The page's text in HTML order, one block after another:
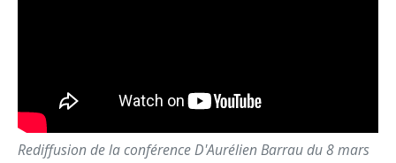
Rediffusion de la conférence D'Aurélien Barrau du 8 mars